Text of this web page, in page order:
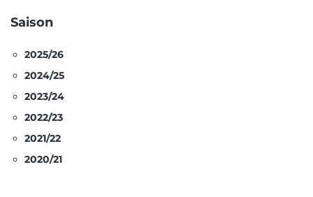
Saison
2025/26
2024/25
2023/24
2022/23
2021/22
2020/21